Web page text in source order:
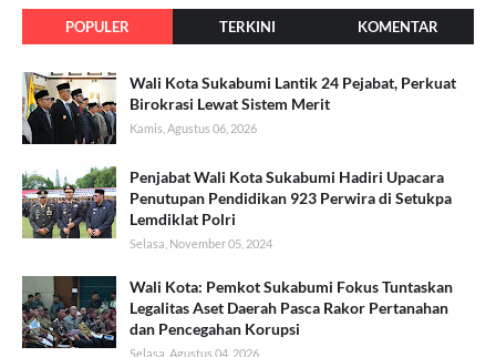
POPULER TERKINI KOMENTAR
Wali Kota Sukabumi Lantik 24 Pejabat, Perkuat
Birokrasi Lewat Sistem Merit
Kamis, Agustus 06, 2026
Penjabat Wali Kota Sukabumi Hadiri Upacara
Penutupan Pendidikan 923 Perwira di Setukpa
Lemdiklat Polri
Selasa, November 05, 2024
Wali Kota: Pemkot Sukabumi Fokus Tuntaskan
Legalitas Aset Daerah Pasca Rakor Pertanahan
dan Pencegahan Korupsi
Selasa, Agustus 04, 2026